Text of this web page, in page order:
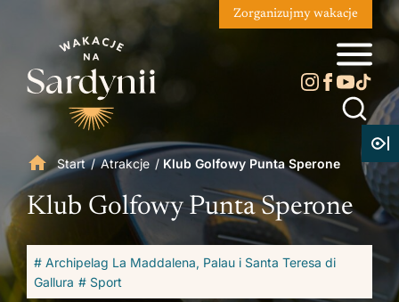
Zorganizujmy wakacje
Start/Atrakcje / Klub Golfowy Punta Sperone
Klub Golfowy Punta Sperone
# Archipelag La Maddalena, Palau i Santa Teresa di
Gallura # Sport